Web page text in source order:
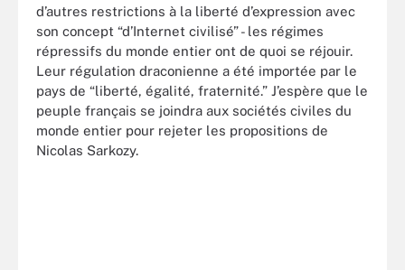
d’autres restrictions à la liberté d’expression avec
son concept “d’Internet civilisé” - les régimes
répressifs du monde entier ont de quoi se réjouir.
Leur régulation draconienne a été importée par le
pays de “liberté, égalité, fraternité.” J’espère que le
peuple français se joindra aux sociétés civiles du
monde entier pour rejeter les propositions de
Nicolas Sarkozy.